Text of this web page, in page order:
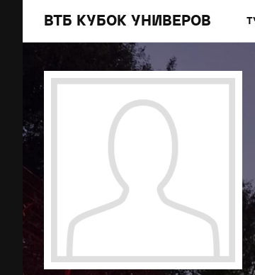
ВТБ КУБОК УНИВЕРОВ